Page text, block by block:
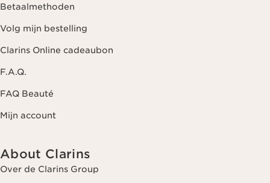
Betaalmethoden
Volg mijn bestelling
Clarins Online cadeaubon
F.A.Q.
FAQ Beauté
Mijn account
About Clarins
Over de Clarins Group